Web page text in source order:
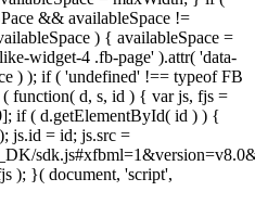
&& availableSpace !=
) { availableSpace =
widget-4 .fb-page' ).attr( 'data-
) ); if ( 'undefined' !== typeof FB
d, s, id ) { var js, fjs =
if ( d.getElementById( id ) ) {
js.id = id; js.src =
); }( document, 'script',